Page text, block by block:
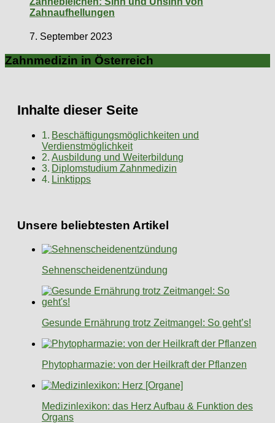
Zahnaufhellungen
7. September 2023
Zahnmedizin in Österreich
Inhalte dieser Seite
Beschäftigungsmöglichkeiten und
Verdienstmöglichkeit
Ausbildung und Weiterbildung
Diplomstudium Zahnmedizin
Linktipps
Unsere beliebtesten Artikel
Sehnenscheidenentzündung
Gesunde Ernährung trotz Zeitmangel: So geht’s!
Phytopharmazie: von der Heilkraft der Pflanzen
Medizinlexikon: das Herz Aufbau & Funktion des
Organs